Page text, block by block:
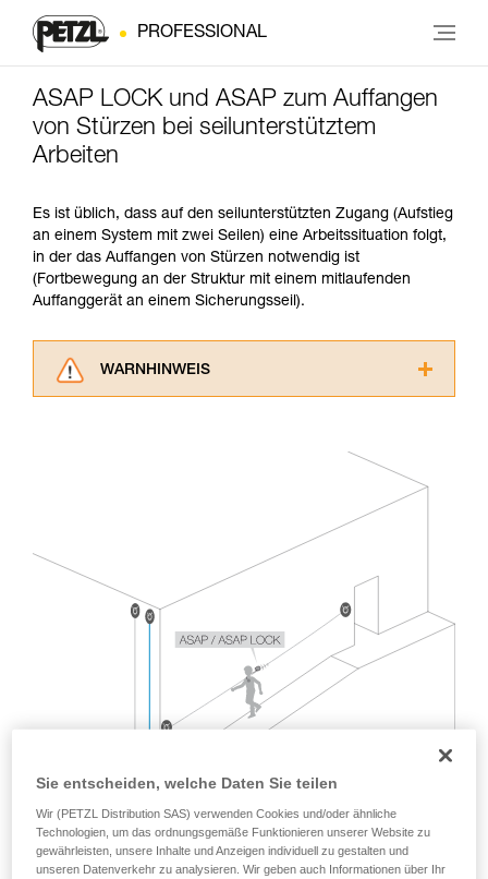
PROFESSIONAL
ASAP LOCK und ASAP zum Auffangen
von Stürzen bei seilunterstütztem
Arbeiten
Es ist üblich, dass auf den seilunterstützten Zugang (Aufstieg
an einem System mit zwei Seilen) eine Arbeitssituation folgt,
in der das Auffangen von Stürzen notwendig ist
(Fortbewegung an der Struktur mit einem mitlaufenden
Auffanggerät an einem Sicherungsseil).
WARNHINWEIS
aufmerksam durch, bevor Sie diesen zu Rate
verstehen zu können, müssen Sie zuerst die in
der Gebrauchsanweisung enthaltenen
Informationen richtig verstanden haben.
Die Beherrschung dieser Techniken setzt eine
entsprechende Ausbildung und ein spezielles
Training voraus. Prüfen Sie zusammen mit
einem Profi, ob Sie in der Lage sind, den
Vorgang alleine sicher zu wiederholen, bevor
Sie ihn eigenständig durchführen.
Wir geben Beispiele für die mit Ihrer Aktivität
verbundenen Techniken. Möglicherweise gibt es
Sie entscheiden, welche Daten Sie teilen
Wir (PETZL Distribution SAS) verwenden Cookies und/oder ähnliche
Technologien, um das ordnungsgemäße Funktionieren unserer Website zu
gewährleisten, unsere Inhalte und Anzeigen individuell zu gestalten und
unseren Datenverkehr zu analysieren. Wir geben auch Informationen über Ihr